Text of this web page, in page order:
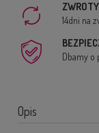
ZWROTY
14dni na
Dbamy o
Opis